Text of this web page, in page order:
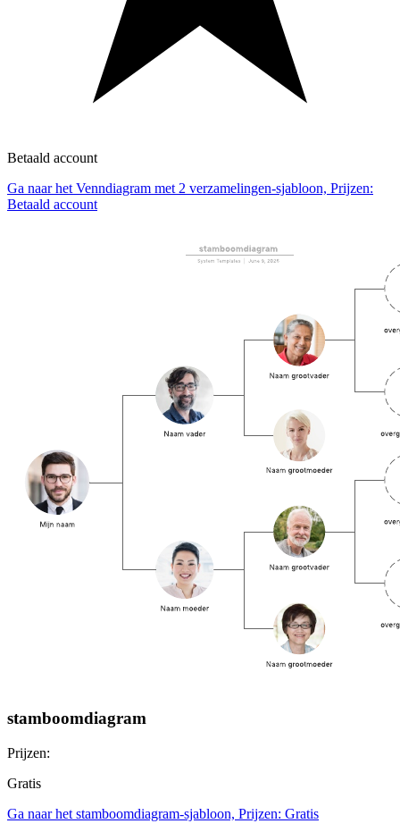
Betaald account
Ga naar het Venndiagram met 2 verzamelingen-sjabloon, Prijzen:
Betaald account
stamboomdiagram
Prijzen:
Gratis
Ga naar het stamboomdiagram-sjabloon, Prijzen: Gratis